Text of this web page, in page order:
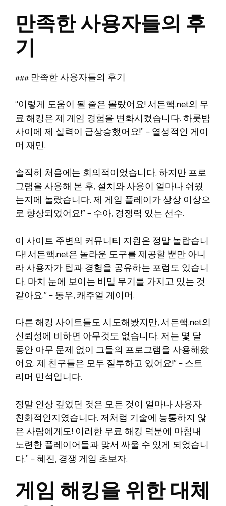
만족한 사용자들의 후
기
### 만족한 사용자들의 후기
“이렇게 도움이 될 줄은 몰랐어요! 서든핵.net의 무
료 해킹은 제 게임 경험을 변화시켰습니다. 하룻밤
사이에 제 실력이 급상승했어요!” – 열성적인 게이
머 재민.
솔직히 처음에는 회의적이었습니다. 하지만 프로
그램을 사용해 본 후, 설치와 사용이 얼마나 쉬웠
는지에 놀랐습니다. 제 게임 플레이가 상상 이상으
로 향상되었어요!” – 수아, 경쟁력 있는 선수.
이 사이트 주변의 커뮤니티 지원은 정말 놀랍습니
다! 서든핵.net은 놀라운 도구를 제공할 뿐만 아니
라 사용자가 팁과 경험을 공유하는 포럼도 있습니
다. 마치 눈에 보이는 비밀 무기를 가지고 있는 것
같아요.” – 동우, 캐주얼 게이머.
다른 해킹 사이트들도 시도해봤지만, 서든핵.net의
신뢰성에 비하면 아무것도 없습니다. 저는 몇 달
동안 아무 문제 없이 그들의 프로그램을 사용해왔
어요. 제 친구들은 모두 질투하고 있어요!” – 스트
리머 민석입니다.
정말 인상 깊었던 것은 모든 것이 얼마나 사용자
친화적인지였습니다. 저처럼 기술에 능통하지 않
은 사람에게도! 이러한 무료 해킹 덕분에 마침내
노련한 플레이어들과 맞서 싸울 수 있게 되었습니
다.” – 혜진, 경쟁 게임 초보자.
게임 해킹을 위한 대체